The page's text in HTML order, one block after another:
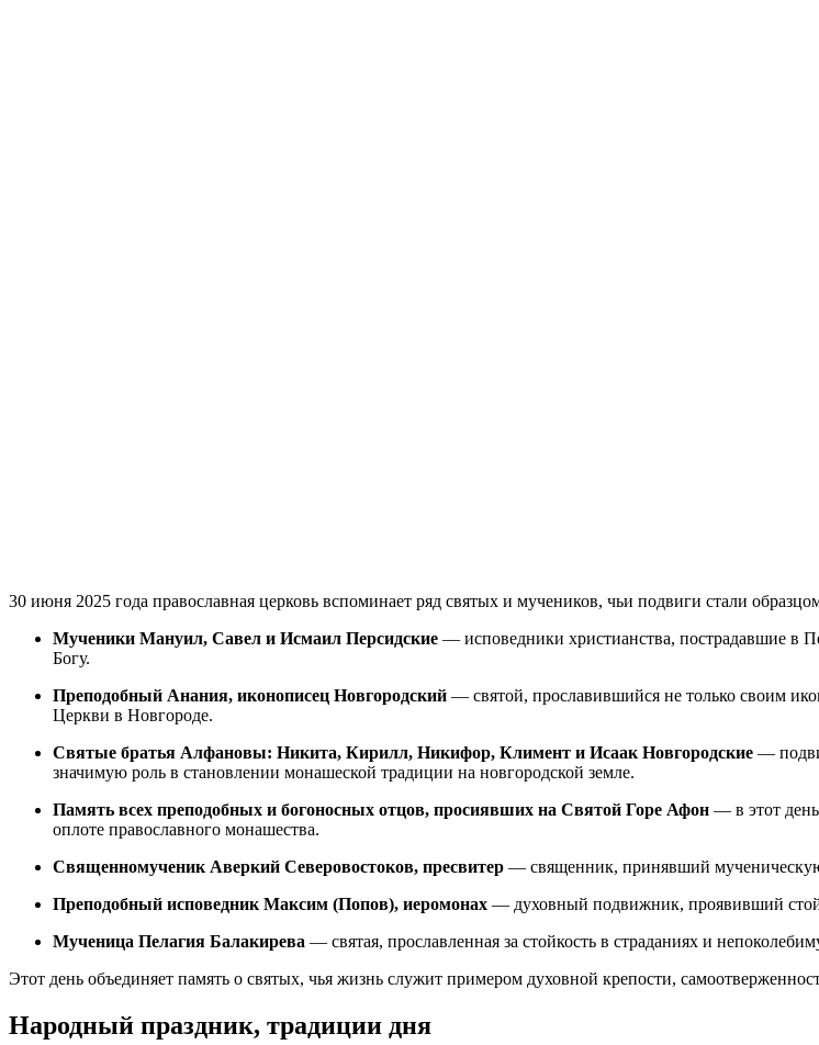
30 июня 2025 года православная церковь вспоминает ряд святых и мучеников, чьи подвиги стали
Мученики Мануил, Савел и Исмаил Персидские — исповедники христианства, пострадавшие в
Богу.
Преподобный Анания, иконописец Новгородский — святой, прославившийся не только своим
Церкви в Новгороде.
Святые братья Алфановы: Никита, Кирилл, Никифор, Климент и Исаак Новгородские —
значимую роль в становлении монашеской традиции на новгородской земле.
Память всех преподобных и богоносных отцов, просиявших на Святой Горе Афон — в этот
оплоте православного монашества.
Священномученик Аверкий Северовостоков, пресвитер — священник, принявший
Преподобный исповедник Максим (Попов), иеромонах — духовный подвижник, проявивший
Мученица Пелагия Балакирева — святая, прославленная за стойкость в страданиях и
Этот день объединяет память о святых, чья жизнь служит примером духовной крепости,
Народный праздник, традиции дня